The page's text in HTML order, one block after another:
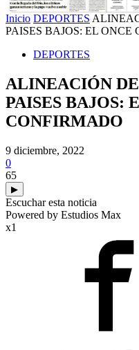
Inicio DEPORTES
PAISES BAJOS: EL ONCE
DEPORTES
ALINEACIÓN
PAISES BAJOS:
CONFIRMADO
9 diciembre, 2022
0
65
▶
Escuchar esta noticia
Powered by Estudios Max
x1